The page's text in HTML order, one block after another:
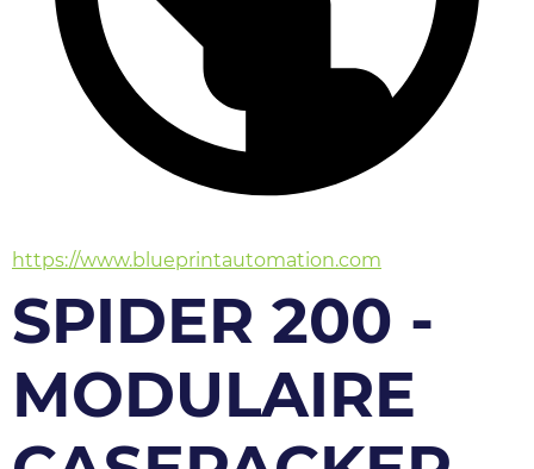
https://www.blueprintautomation.com
SPIDER 200 -
MODULAIRE